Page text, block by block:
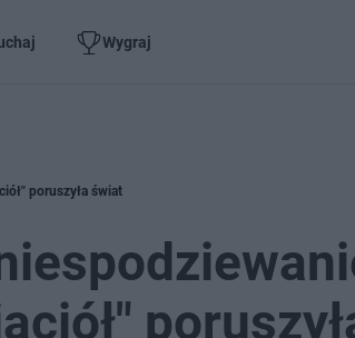
Wygraj
poruszyła świat